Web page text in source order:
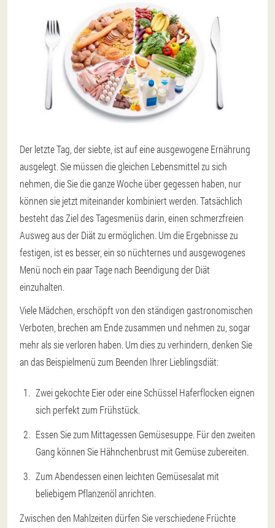
Der letzte Tag, der siebte, ist auf eine ausgewogene Ernährung
ausgelegt. Sie müssen die gleichen Lebensmittel zu sich
nehmen, die Sie die ganze Woche über gegessen haben, nur
können sie jetzt miteinander kombiniert werden. Tatsächlich
besteht das Ziel des Tagesmenüs darin, einen schmerzfreien
Ausweg aus der Diät zu ermöglichen. Um die Ergebnisse zu
festigen, ist es besser, ein so nüchternes und ausgewogenes
Menü noch ein paar Tage nach Beendigung der Diät
einzuhalten.
Viele Mädchen, erschöpft von den ständigen gastronomischen
Verboten, brechen am Ende zusammen und nehmen zu, sogar
mehr als sie verloren haben. Um dies zu verhindern, denken Sie
an das Beispielmenü zum Beenden Ihrer Lieblingsdiät:
Zwei gekochte Eier oder eine Schüssel Haferflocken eignen
sich perfekt zum Frühstück.
Essen Sie zum Mittagessen Gemüsesuppe. Für den zweiten
Gang können Sie Hähnchenbrust mit Gemüse zubereiten.
Zum Abendessen einen leichten Gemüsesalat mit
beliebigem Pflanzenöl anrichten.
Zwischen den Mahlzeiten dürfen Sie verschiedene Früchte